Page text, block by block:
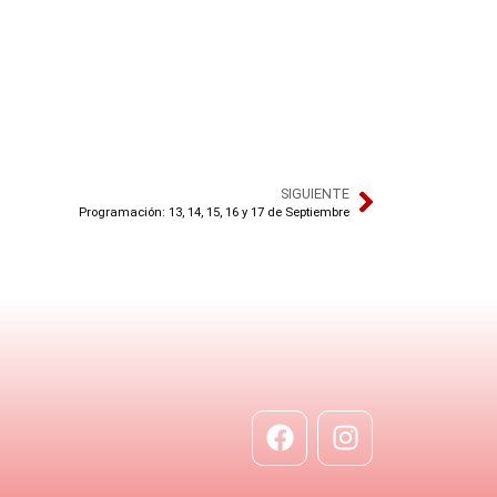
SIGUIENTE
Programación: 13, 14, 15, 16 y 17 de Septiembre